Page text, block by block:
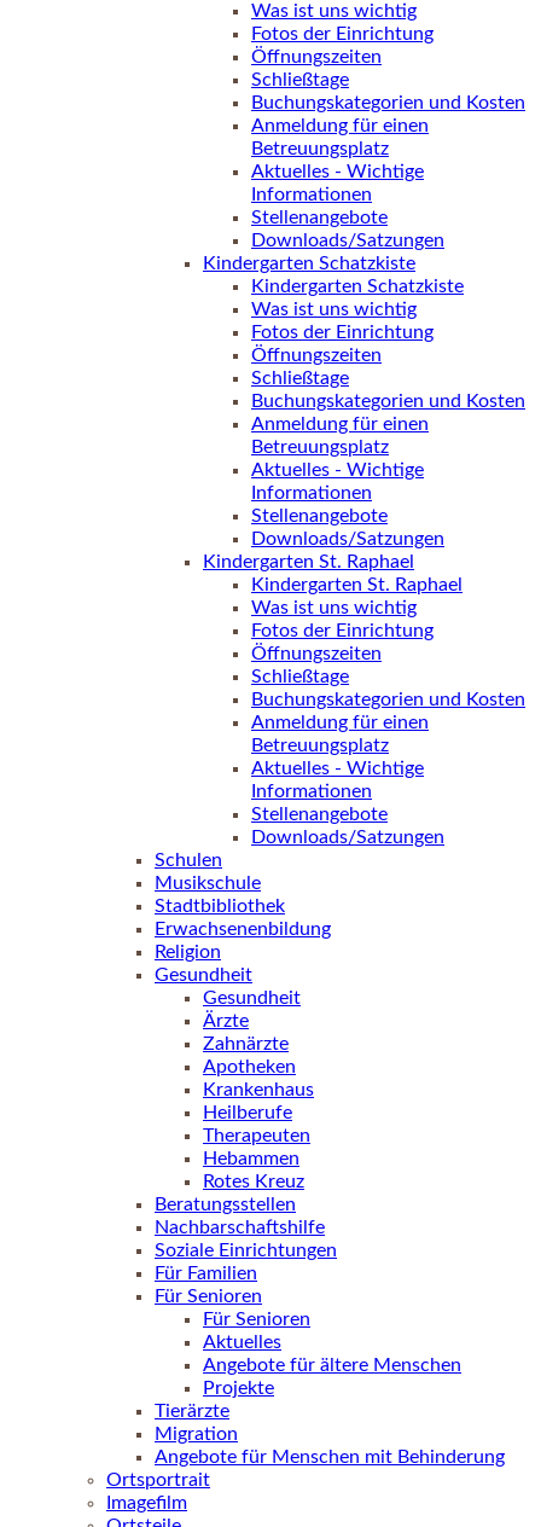
Was ist uns wichtig
Fotos der Einrichtung
Öffnungszeiten
Schließtage
Buchungskategorien und Kosten
Anmeldung für einen
Betreuungsplatz
Aktuelles - Wichtige
Informationen
Stellenangebote
Downloads/Satzungen
Kindergarten Schatzkiste
Kindergarten Schatzkiste
Was ist uns wichtig
Fotos der Einrichtung
Öffnungszeiten
Schließtage
Buchungskategorien und Kosten
Anmeldung für einen
Betreuungsplatz
Aktuelles - Wichtige
Informationen
Stellenangebote
Downloads/Satzungen
Kindergarten St. Raphael
Kindergarten St. Raphael
Was ist uns wichtig
Fotos der Einrichtung
Öffnungszeiten
Schließtage
Buchungskategorien und Kosten
Anmeldung für einen
Betreuungsplatz
Aktuelles - Wichtige
Informationen
Stellenangebote
Downloads/Satzungen
Schulen
Musikschule
Stadtbibliothek
Erwachsenenbildung
Religion
Gesundheit
Gesundheit
Ärzte
Zahnärzte
Apotheken
Krankenhaus
Heilberufe
Therapeuten
Hebammen
Rotes Kreuz
Beratungsstellen
Nachbarschaftshilfe
Soziale Einrichtungen
Für Familien
Für Senioren
Für Senioren
Aktuelles
Angebote für ältere Menschen
Projekte
Tierärzte
Migration
Angebote für Menschen mit Behinderung
Ortsportrait
Imagefilm